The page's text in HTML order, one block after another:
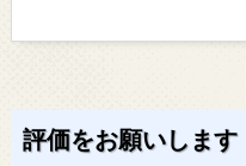
評価をお願いします